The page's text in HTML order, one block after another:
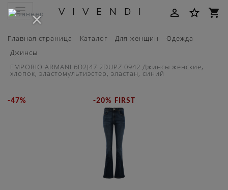
VIVENDI person_outline star_border shopping_cart
Главная страница Каталог Для женщин
Одежда
Джинсы
EMPORIO ARMANI 6D2J47 2DUPZ 0942 Джинсы женские,
хлопок, эластомультиэстер, эластан, синий
-47% -20% FIRST
×